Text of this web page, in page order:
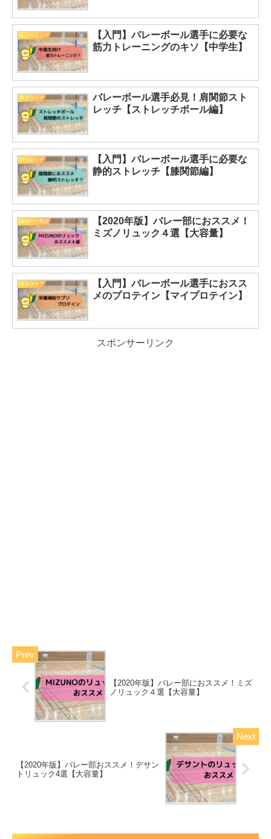
トレーニング
【入門】バレーボール選手に必要な
筋力トレーニングのキソ【中学生】
ストレッチ
バレーボール選手必見！肩関節スト
レッチ【ストレッチポール編】
ストレッチ
【入門】バレーボール選手に必要な
静的ストレッチ【膝関節編】
スポーツ用品
【2020年版】バレー部におススメ！
ミズノリュック４選【大容量】
セルフケア
【入門】バレーボール選手におスス
メのプロテイン【マイプロテイン】
スポンサーリンク
【2020年版】バレー部におススメ！ミズ
ノリュック４選【大容量】
【2020年版】バレー部おススメ！デサン
トリュック4選【大容量】